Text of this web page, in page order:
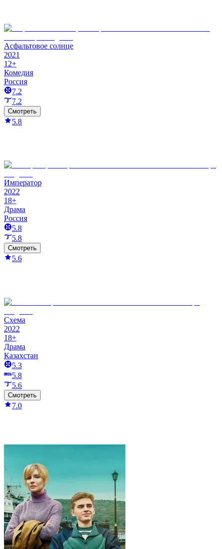
Асфальтовое солнце
2021
12+
Комедия
Россия
7.2
7.2
Смотреть
5.8
Император
2022
18+
Драма
Россия
5.8
5.8
Смотреть
5.6
Схема
2022
18+
Драма
Казахстан
5.3
5.8
5.6
Смотреть
7.0